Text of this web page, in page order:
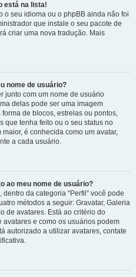
está na lista!
o seu idioma ou o phpBB ainda não foi
que instale o seu pacote de
criar uma nova tradução. Mais
nome de usuário?
junto com um nome de usuário
delas pode ser uma imagem
de blocos, estrelas ou pontos,
que tenha feito ou o seu status no
é conhecida como um avatar,
a cada usuário.
ao meu nome de usuário?
da categoria “Perfil” você pode
métodos a seguir: Gravatar, Galeria
de avatares. Está ao critério do
e como os usuários podem
autorizado a utilizar avatares, contate